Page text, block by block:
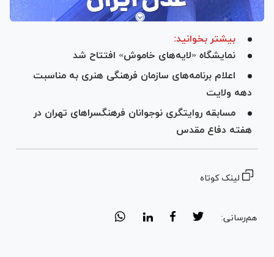
بیشتر بخوانید:
نمایشگاه «لایه‌های خاموش» افتتاح شد
اعلام برنامه‌های سازمان فرهنگی هنری به مناسبت
دهه ولایت
مسابقه روایتگری نوجوانان فرهنگسرا‌های تهران در
هفته دفاع مقدس
لینک کوتاه
هم‌رسانی: